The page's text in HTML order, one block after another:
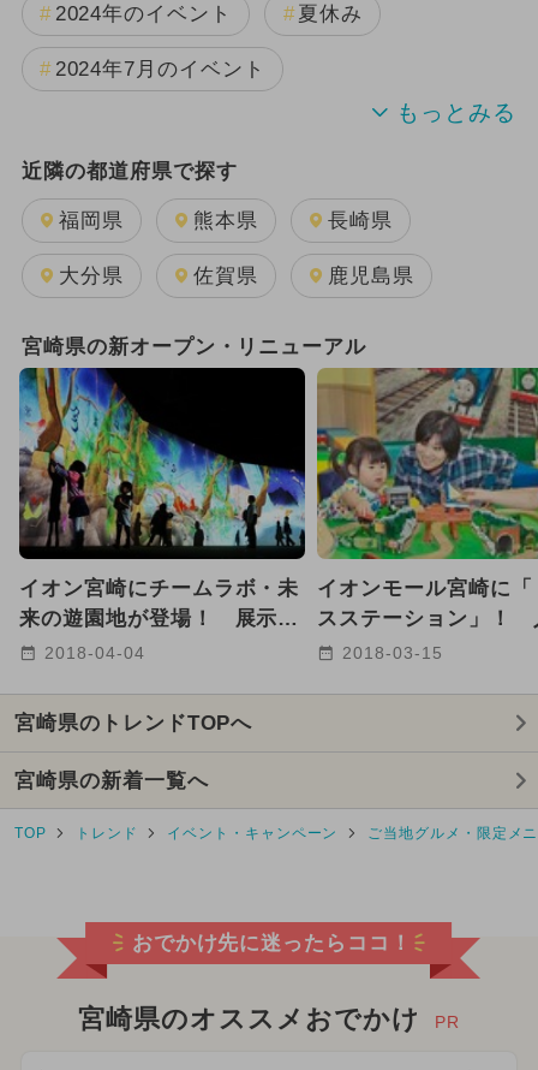
2024年のイベント 夏休み
2024年7月のイベント
2025年8月のイベント
2025年11月のイベント
2025年5月のイベント
2025年7月のイベント
2026年8月のイベント
2024年11月のイベント
2026年7月のイベント
2025年2月のイベント
2024年12月のイベント
2025年9月のイベント
2025年10月のイベント
2025年12月のイベント
2025年6月のイベント
近隣の都道府県で探す
福岡県 熊本県 長崎県
大分県 佐賀県 鹿児島県
宮崎県の新オープン・リニューアル
イオン宮崎にチームラボ・未
来の遊園地が登場！ 展示内
容を紹介
2018-04-04
イオンモール宮崎に「
スステーション」！
具が満載
2018-03-15
宮崎県のトレンドTOPへ
宮崎県の新着一覧へ
TOP トレンド イベント・キャンペーン ご当地グルメ・限定メ
おでかけ先に迷ったらココ！
宮崎県のオススメおでかけ PR